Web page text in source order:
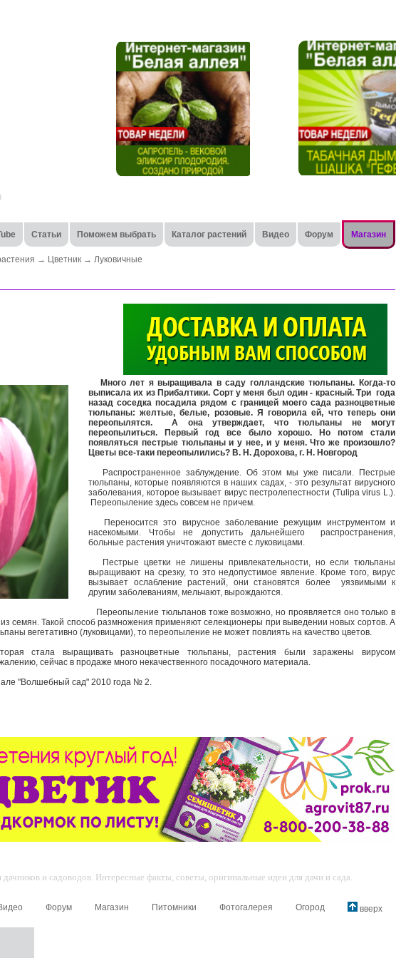
Статьи Поможем выбрать Каталог растений Видео Форум Магазин
→ Цветник → Луковичные
>
Много лет я выращивала в саду голландские тюльпаны. Когда-то
выписала их из Прибалтики. Сорт у меня былодин - красный. Три года
назад соседка посадила рядом с границей моего сада разноцветные
тюльпаны: желтые, белые, розовые. Я говорила ей, что теперь они
переопылятся. А она утверждает, что тюльпаны не могут
переопылиться. Первый год все было хорошо. Но потом стали
появляться пестрые тюльпаны и у нее, и у меня. Что же произошло?
Цветы все-таки переопылились? В. Н. Дорохова, г. Н. Новгород
Распространенное заблуждение. Об этом мы уже писали. Пестрые
тюльпаны, которые появляются в наших садах, - это результат вирусного
заболевания, которое вызывает вирус пестролепестности (Tulipa virus L.).
Переопыление здесь совсем не причем.
Переносится это вирусное заболевание режущим инструментом и
насекомыми. Чтобы не допустить дальнейшего распространения,
больные растения уничтожают вместе с луковицами.
Пестрые цветки не лишены привлекательности, но если тюльпаны
выращивают на срезку, то это недопустимое явление. Кроме того, вирус
вызывает ослабление растений, они становятся более уязвимыми к
другим заболеваниям, мельчают, вырождаются.
Переопыление тюльпанов тоже возможно, но проявляется оно только в
семян. Такой способ размножения применяют селекционеры при выведении новых сортов. А
вегетативно (луковицами), то переопыление не может повлиять на качество цветов.
стала выращивать разноцветные тюльпаны, растения были заражены вирусом
сейчас в продаже много некачественного посадочного материала.
"Волшебный сад" 2010 года № 2.
и садоводов. Интересные факты, советы, оригинальные идеи для дачи и сада.
Форум Магазин Питомники Фотогалерея Огород вверх